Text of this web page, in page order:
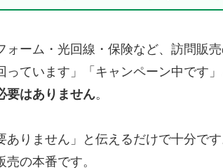
ォーム・光回線・保険など、訪問販
っています」「キャンペーン中です
要はありません。
ありません」と伝えるだけで十分で
の本番です。